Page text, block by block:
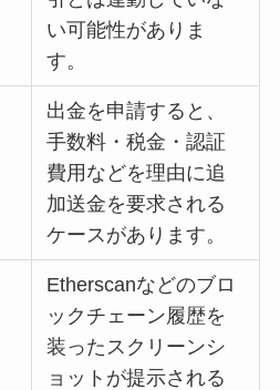
い可能性がありま
す。
出金を申請すると、
手数料・税金・認証
費用などを理由に追
加送金を要求される
ケースがあります。
Etherscanなどのブロ
ックチェーン履歴を
装ったスクリーンシ
ョットが提示される